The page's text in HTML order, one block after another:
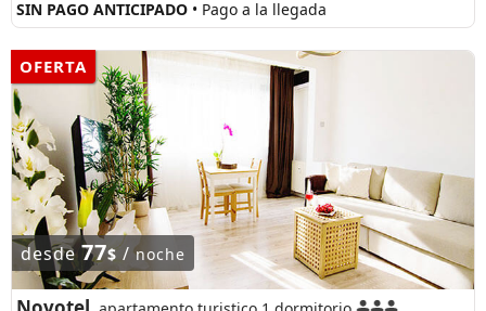
SIN PAGO ANTICIPADO • Pago a la llegada
OFERTA
desde 77$/noche